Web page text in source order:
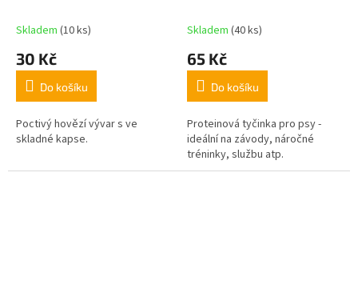
Skladem (10 ks)
30 Kč
Do košíku
Poctivý hovězí vývar s ve
skladné kapse.
Skladem (40 ks)
65 Kč
Do košíku
Proteinová tyčinka pro psy -
ideální na závody, náročné
tréninky, službu atp.